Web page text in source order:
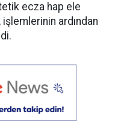
ecza hap ele
işlemlerinin ardından